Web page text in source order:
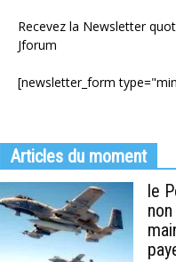
Recevez la Newsletter
Jforum
[newsletter_form
Articles du moment
le